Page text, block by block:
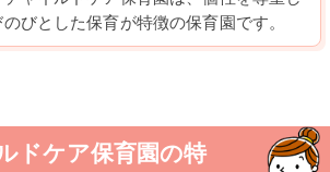
びとした保育が特徴の保育園です。
ドケア保育園の特